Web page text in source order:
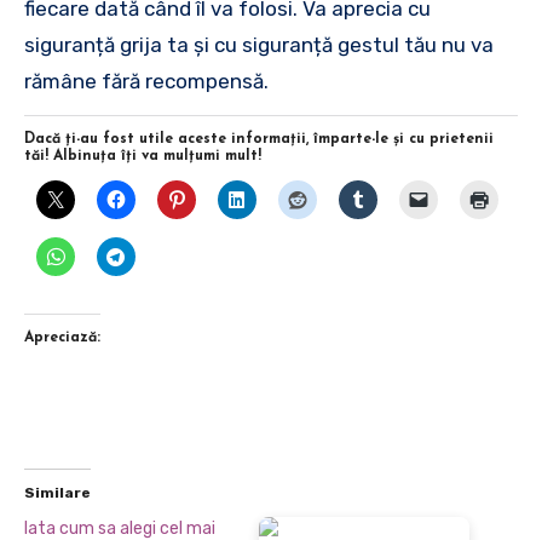
fiecare dată când îl va folosi. Va aprecia cu
siguranță grija ta și cu siguranță gestul tău nu va
rămâne fără recompensă.
Dacă ţi-au fost utile aceste informaţii, împarte-le şi cu prietenii
tăi! Albinuţa îţi va mulţumi mult!
Apreciază:
Similare
Iata cum sa alegi cel mai